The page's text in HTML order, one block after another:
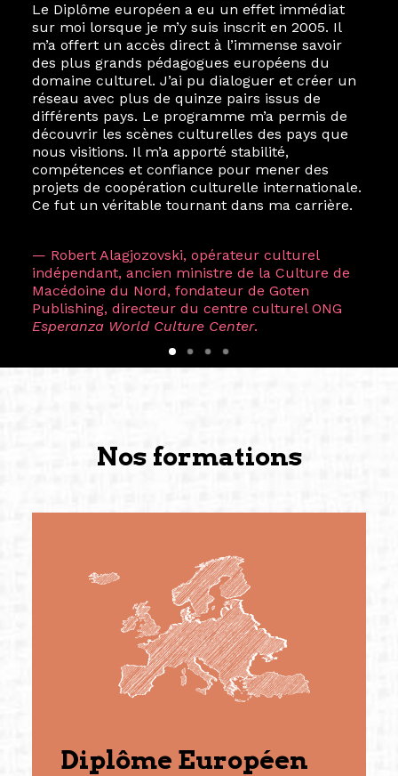
Le Diplôme européen a eu un effet immédiat
sur moi lorsque je m’y suis inscrit en 2005. Il
m’a offert un accès direct à l’immense savoir
des plus grands pédagogues européens du
domaine culturel. J’ai pu dialoguer et créer un
réseau avec plus de quinze pairs issus de
différents pays. Le programme m’a permis de
découvrir les scènes culturelles des pays que
nous visitions. Il m’a apporté stabilité,
compétences et confiance pour mener des
projets de coopération culturelle internationale.
Ce fut un véritable tournant dans ma carrière.
— Robert Alagjozovski, opérateur culturel
indépendant, ancien ministre de la Culture de
Macédoine du Nord, fondateur de Goten
Publishing, directeur du centre culturel ONG
Esperanza World Culture Center.
Nos formations
Diplôme Européen